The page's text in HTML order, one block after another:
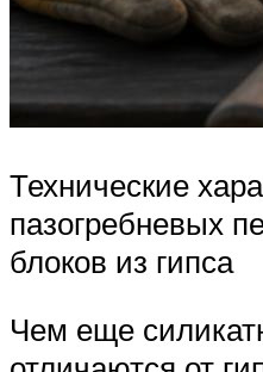
Технические
пазогребневых
блоков из гипса
Чем еще